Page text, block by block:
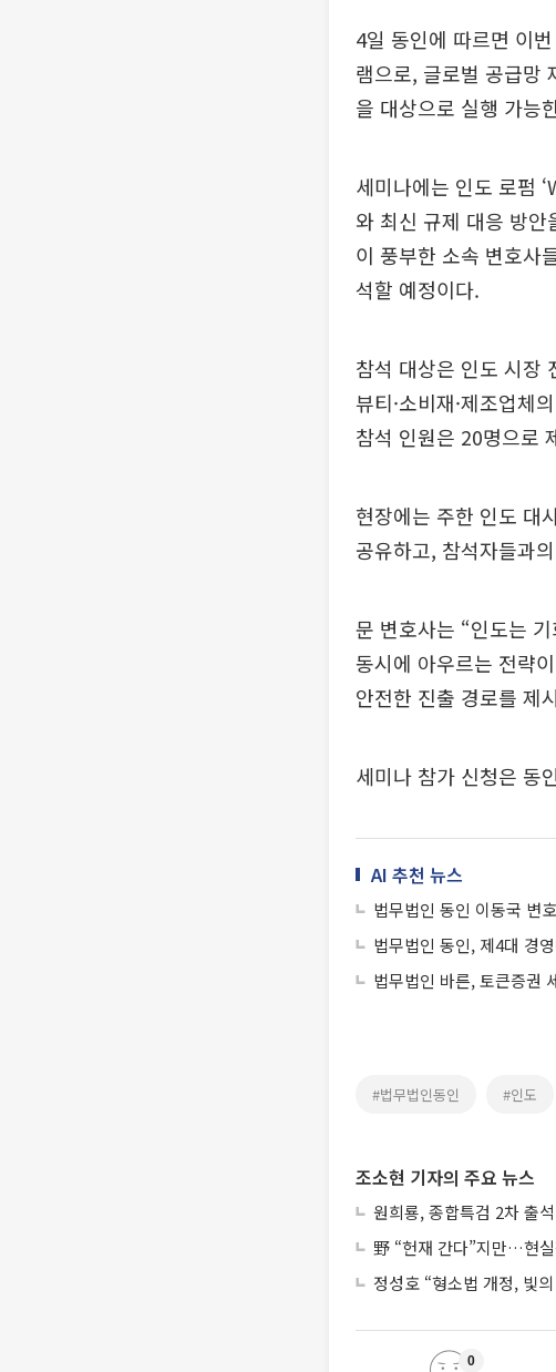
4일 동인에 따르면 이
램으로, 글로벌 공급망
을 대상으로 실행 가능
세미나에는 인도 로펌
와 최신 규제 대응 방
이 풍부한 소속 변호사
석할 예정이다.
참석 대상은 인도 시장
뷰티·소비재·제조업체
참석 인원은 20명으로
현장에는 주한 인도 대
공유하고, 참석자들과
문 변호사는 “인도는
동시에 아우르는 전략
안전한 진출 경로를 제
세미나 참가 신청은 동
AI 추천 뉴스
법무법인 동인 이동국 변
법무법인 동인, 제4대 경
법무법인 바른, 토큰증권
#법무법인동인 #인도
조소현 기자의 주요 뉴스
원희룡, 종합특검 2차 출
野 “헌재 간다”지만…현
정성호 “형소법 개정, 빛
0